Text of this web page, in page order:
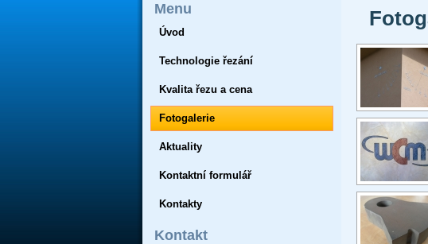
Menu
Úvod
Technologie řezání
Kvalita řezu a cena
Fotogalerie
Aktuality
Kontaktní formulář
Kontakty
Kontakt